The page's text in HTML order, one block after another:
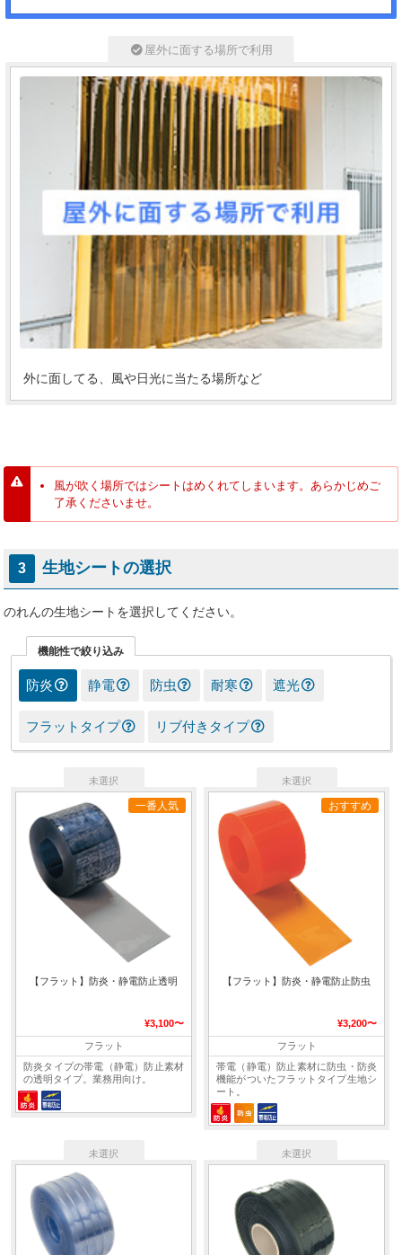
屋外に面する場所で利用
外に面してる、風や日光に当たる場所など
風が吹く場所ではシートはめくれてしまいます。あらかじめご
了承くださいませ。
3 生地シートの選択
のれんの生地シートを選択してください。
機能性で絞り込み
防炎 静電 防虫 耐寒 遮光
フラットタイプ リブ付きタイプ
一番人気
【フラット】防炎・静電防止透明
¥3,100〜
フラット
防炎タイプの帯電（静電）防止素材
の透明タイプ。業務用向け。
おすすめ
【フラット】防炎・静電防止防虫
¥3,200〜
フラット
帯電（静電）防止素材に防虫・防炎
機能がついたフラットタイプ生地シ
ート。